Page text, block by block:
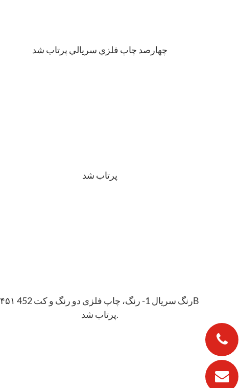
چهارصد چاپ فلزي سريالي پرتاب شد
پرتاب شد
۴۵۱ رنگ سریال 1- رنگ، چاپ فلزی دو رنگ و کت 452B
پرتاب شد.